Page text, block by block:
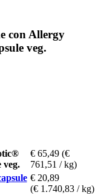
con Allergy
veg.
veg.
€ 65,49 (€
761,51 / kg)
€ 20,89
(€ 1.740,83 / kg)